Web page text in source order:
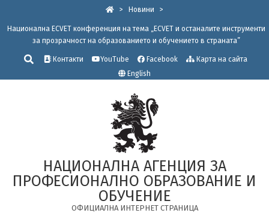
content
> Новини >
Национална ЕCVET конференция на тема „ECVET и останалите инструменти
за прозрачност на образованието и обучението в страната”
Търсене
Контакти YouTube Facebook
Карта на сайта
English
НАЦИОНАЛНА АГЕНЦИЯ ЗА
ПРОФЕСИОНАЛНО ОБРАЗОВАНИЕ И
ОБУЧЕНИЕ
ОФИЦИАЛНА ИНТЕРНЕТ СТРАНИЦА